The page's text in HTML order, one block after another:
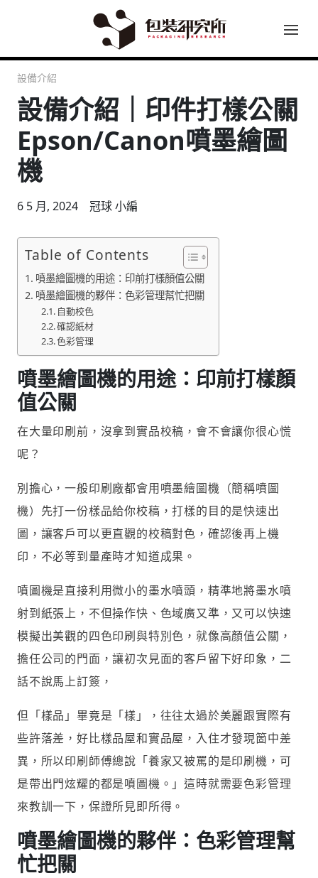
設備介紹
設備介紹｜印件打樣公關
Epson/Canon噴墨繪圖
機
6 5 月, 2024 冠球 小編
Table of Contents
噴墨繪圖機的用途：印前打樣顏值公關
噴墨繪圖機的夥伴：色彩管理幫忙把關
自動校色
確認紙材
色彩管理
噴墨繪圖機的用途：印前打樣顏
值公關
在大量印刷前，沒拿到實品校稿，會不會讓你很心慌
呢？
別擔心，一般印刷廠都會用噴墨繪圖機（簡稱噴圖
機）先打一份樣品給你校稿，打樣的目的是快速出
圖，讓客戶可以更直觀的校稿對色，確認後再上機
印，不必等到量產時才知道成果。
噴圖機是直接利用微小的墨水噴頭，精準地將墨水噴
射到紙張上，不但操作快、色域廣又準，又可以快速
模擬出美觀的四色印刷與特別色，就像高顏值公關，
擔任公司的門面，讓初次見面的客戶留下好印象，二
話不說馬上訂簽，
但「樣品」畢竟是「樣」，往往太過於美麗跟實際有
些許落差，好比樣品屋和實品屋，入住才發現箇中差
異，所以印刷師傅總說「養家又被罵的是印刷機，可
是帶出門炫耀的都是噴圖機。」這時就需要色彩管理
來教訓一下，保證所見即所得。
噴墨繪圖機的夥伴：色彩管理幫
忙把關